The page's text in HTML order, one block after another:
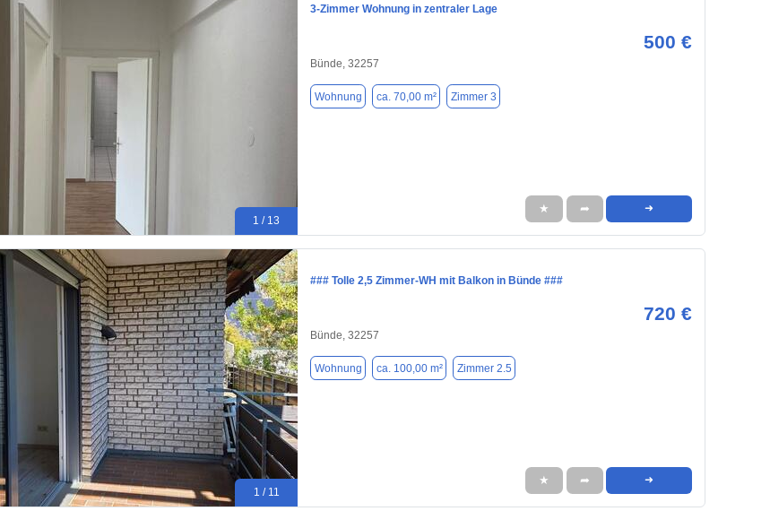
1 / 13
3-Zimmer Wohnung in zentraler Lage
500 €
Bünde, 32257
Wohnung ca. 70,00 m² Zimmer 3
★ ➦ ➜
1 / 11
### Tolle 2,5 Zimmer-WH mit Balkon in Bünde ###
720 €
Bünde, 32257
Wohnung ca. 100,00 m² Zimmer 2.5
★ ➦ ➜